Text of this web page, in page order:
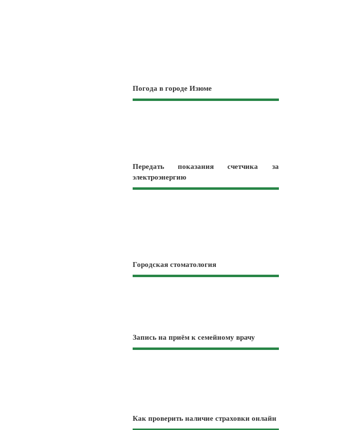
Погода в городе Изюме
Передать показания счетчика за
электроэнергию
Городская стоматология
Запись на приём к семейному врачу
Как проверить наличие страховки онлайн